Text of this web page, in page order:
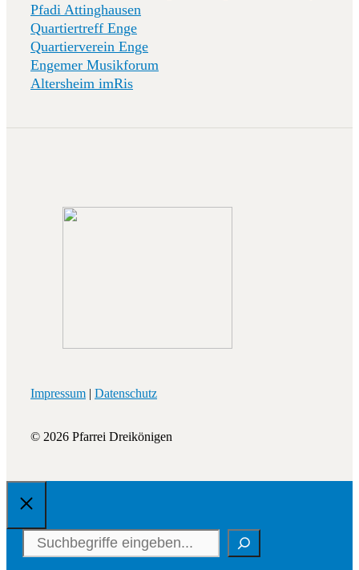
Pfadi Attinghausen
Quartiertreff Enge
Quartierverein Enge
Engemer Musikforum
Altersheim imRis
Impressum | Datenschutz
© 2026 Pfarrei Dreikönigen
Schliessen
Suchen